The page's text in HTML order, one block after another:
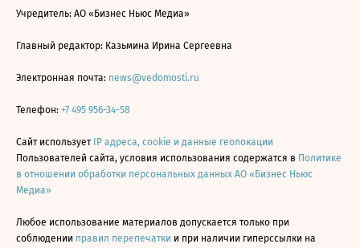
Учредитель: АО «Бизнес Ньюс Медиа»
Главный редактор: Казьмина Ирина Сергеевна
Электронная почта: news@vedomosti.ru
Телефон: +7 495 956-34-58
Сайт использует IP адреса, cookie и данные геолокации
Пользователей сайта, условия использования содержатся в Политике
в отношении обработки персональных данных АО «Бизнес Ньюс
Медиа»
Любое использование материалов допускается только при
соблюдении правил перепечатки и при наличии гиперссылки на